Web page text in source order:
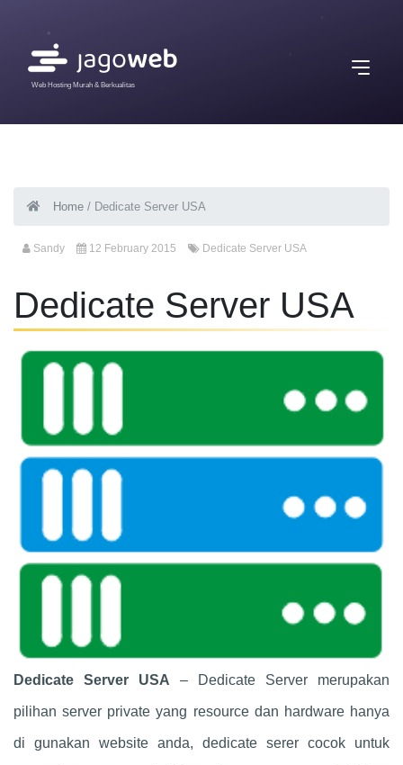
Web Hosting Murah & Berkualitas
Home / Dedicate Server USA
Sandy 12 February 2015 Dedicate Server USA
Dedicate Server USA
Dedicate Server USA – Dedicate Server merupakan
pilihan server private yang resource dan hardware hanya
di gunakan website anda, dedicate serer cocok untuk